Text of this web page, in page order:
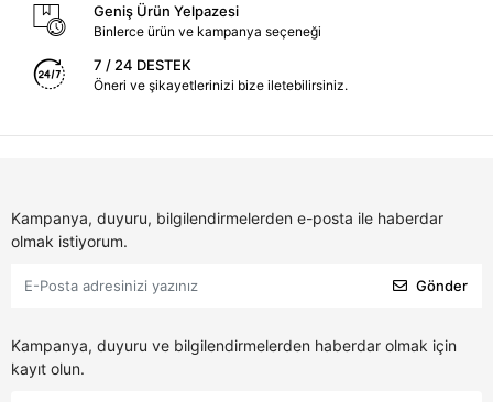
Geniş Ürün Yelpazesi
Binlerce ürün ve kampanya seçeneği
7 / 24 DESTEK
Öneri ve şikayetlerinizi bize iletebilirsiniz.
Kampanya, duyuru, bilgilendirmelerden e-posta ile haberdar
olmak istiyorum.
Gönder
Kampanya, duyuru ve bilgilendirmelerden haberdar olmak için
kayıt olun.